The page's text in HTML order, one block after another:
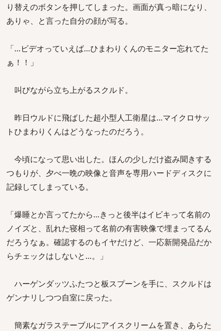
り替えのボタンを押してしまった。画面が真っ暗になり、
ありゃ、と言った自分の顔が写る。
「…ビデオっていえば…ひまわりくんのモニター忘れてた
ぁ！！」
叫びながら立ち上がるスクルド。
昨日ウルドに飛ばした超小型人工衛星は…マイクロサッ
トひまわりくんはどうなったのだろう。
今頃になって思い出した。ほんの少しだけ盗み聞きする
つもりが、夕べ一晩の映像と音声を専用ハードディスクに
記録してしまっている。
「爆睡とか言ってたから…きっと後半はイビキって名前の
ノイズと、乱れた寝相って名前の有害映像で埋まってるん
だろうなぁ。確認するのもイヤだけど、一応新開発品だか
らチェックはしないと…。」
ハーゲンダッツふたつと板スプーンを手に、スクルドは
ゲンナリしつつ自室に戻った。
簡素なガラステーブルにアイスクリームを置き、あらた